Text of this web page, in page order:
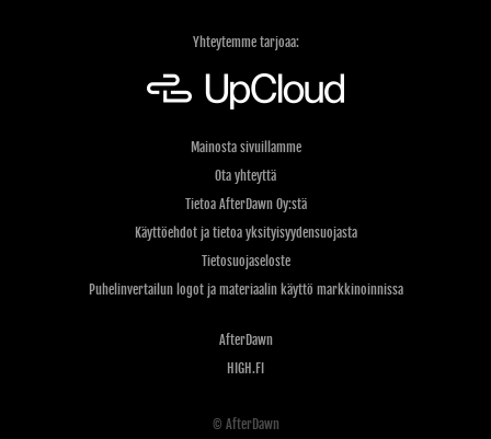
Yhteytemme tarjoaa:
Mainosta sivuillamme
Ota yhteyttä
Tietoa AfterDawn Oy:stä
Käyttöehdot ja tietoa yksityisyydensuojasta
Tietosuojaseloste
Puhelinvertailun logot ja materiaalin käyttö markkinoinnissa
AfterDawn
HIGH.FI
© AfterDawn